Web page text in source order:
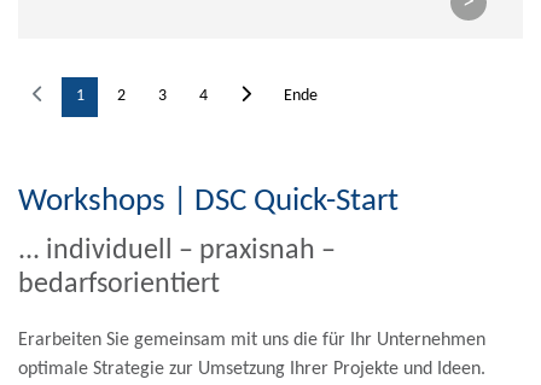
1 2 3 4 Ende
Workshops | DSC Quick-Start
... individuell – praxisnah –
bedarfsorientiert
Erarbeiten Sie gemeinsam mit uns die für Ihr Unternehmen
optimale Strategie zur Umsetzung Ihrer Projekte und Ideen.